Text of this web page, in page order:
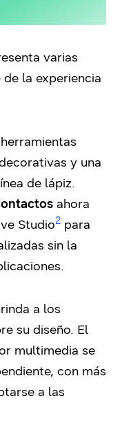
varias
la experiencia
y una
de lápiz.
ahora
Studio2 para
sin la
a los
su diseño. El
multimedia se
con más
a las